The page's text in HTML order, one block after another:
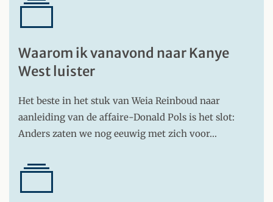
Waarom ik vanavond naar Kanye
West luister
Het beste in het stuk van Weia Reinboud naar
aanleiding van de affaire-Donald Pols is het slot:
Anders zaten we nog eeuwig met zich voor…